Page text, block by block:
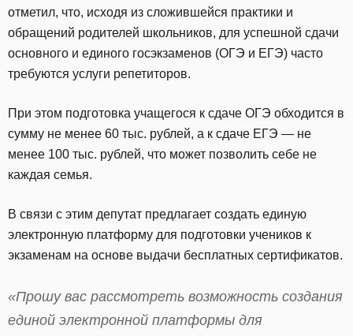
отметил, что, исходя из сложившейся практики и
обращений родителей школьников, для успешной сдачи
основного и единого госэкзаменов (ОГЭ и ЕГЭ) часто
требуются услуги репетиторов.
При этом подготовка учащегося к сдаче ОГЭ обходится в
сумму не менее 60 тыс. рублей, а к сдаче ЕГЭ — не
менее 100 тыс. рублей, что может позволить себе не
каждая семья.
В связи с этим депутат предлагает создать единую
электронную платформу для подготовки учеников к
экзаменам на основе выдачи бесплатных сертификатов.
«Прошу вас рассмотреть возможность создания
единой электронной платформы для